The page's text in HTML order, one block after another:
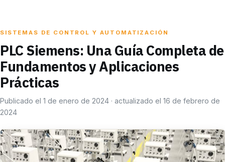
SISTEMAS DE CONTROL Y AUTOMATIZACIÓN
PLC Siemens: Una Guía Completa de
Fundamentos y Aplicaciones
Prácticas
Publicado el 1 de enero de 2024 · actualizado el 16 de febrero de
2024